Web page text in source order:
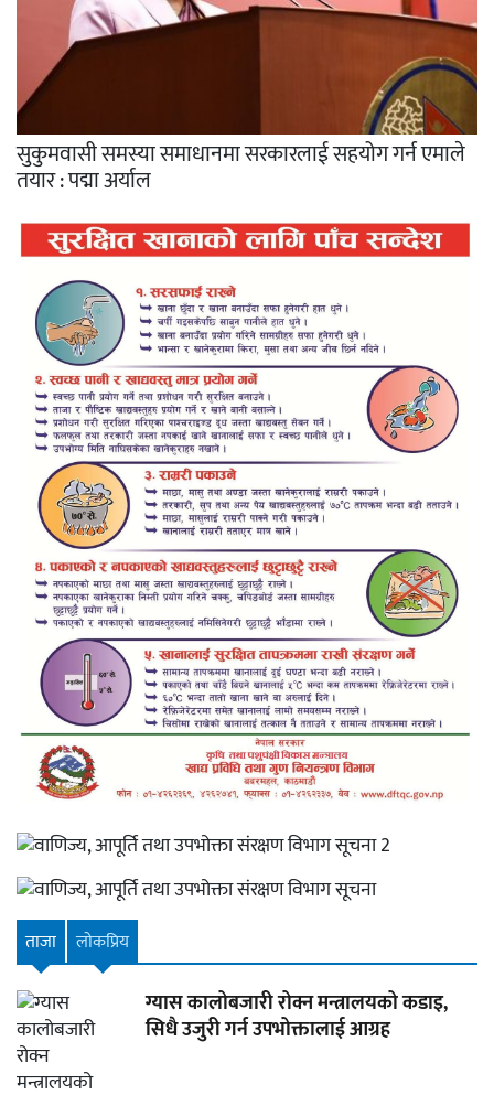
सुकुमवासी समस्या समाधानमा सरकारलाई सहयोग गर्न एमाले
तयार : पद्मा अर्याल
ताजा लाेकप्रिय
ग्यास कालोबजारी रोक्न मन्त्रालयको कडाइ,
सिधै उजुरी गर्न उपभोक्तालाई आग्रह